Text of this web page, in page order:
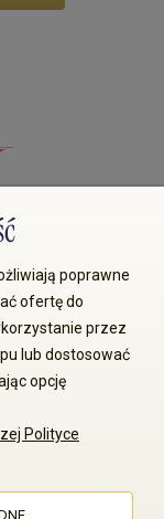
prawa
właściciela
poprawne
ofertę do
przez
lub dostosować
opcję
Polityce